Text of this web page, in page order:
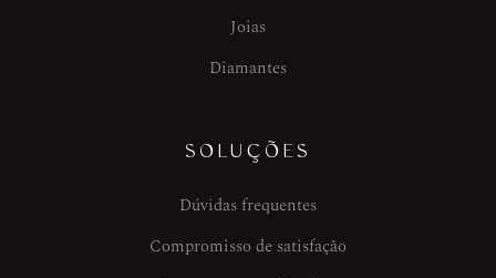
Joias
Diamantes
SOLUÇÕES
Dúvidas frequentes
Compromisso de satisfação